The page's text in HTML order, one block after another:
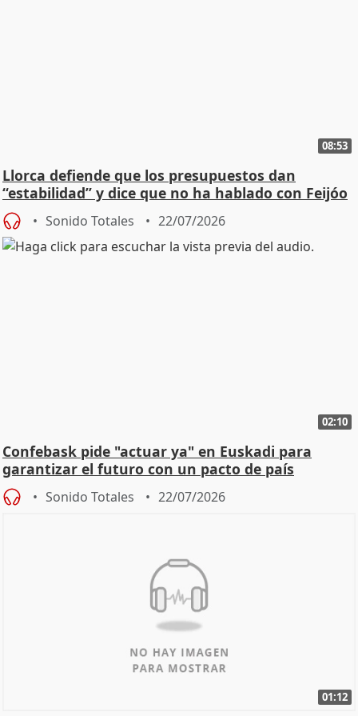
08:53
Llorca defiende que los presupuestos dan
“estabilidad” y dice que no ha hablado con Feijóo
Sonido Totales 22/07/2026
02:10
Confebask pide "actuar ya" en Euskadi para
garantizar el futuro con un pacto de país
Sonido Totales 22/07/2026
01:12